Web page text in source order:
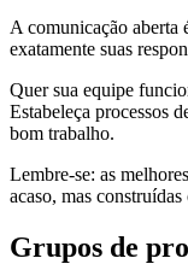
A comunicação aberta
exatamente suas
Quer sua equipe
Estabeleça processos
bom trabalho.
Lembre-se: as
acaso, mas
Grupos de